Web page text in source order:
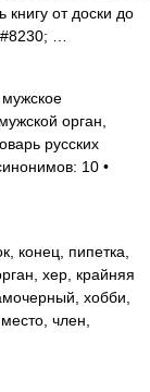
книгу от доски до
…
орган,
русских
10 •
конец, пипетка,
хер, крайняя
хобби,
член,